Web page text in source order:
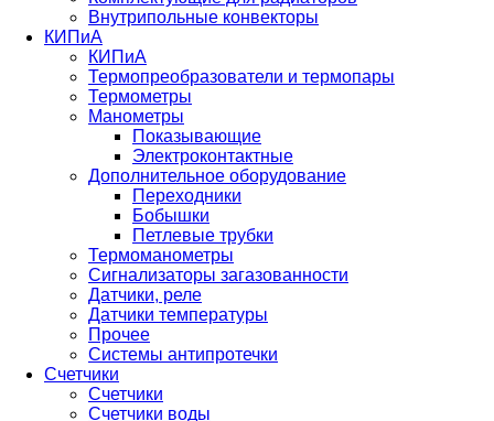
Внутрипольные конвекторы
КИПиА
КИПиА
Термопреобразователи и термопары
Термометры
Манометры
Показывающие
Электроконтактные
Дополнительное оборудование
Переходники
Бобышки
Петлевые трубки
Термоманометры
Сигнализаторы загазованности
Датчики, реле
Датчики температуры
Прочее
Системы антипротечки
Счетчики
Счетчики
Счетчики воды